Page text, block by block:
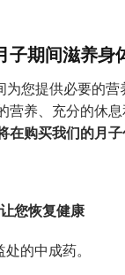
子期间滋养身
为您提供必要的
养、充分的休息
购买我们的月子
您恢复健康
的中成药。